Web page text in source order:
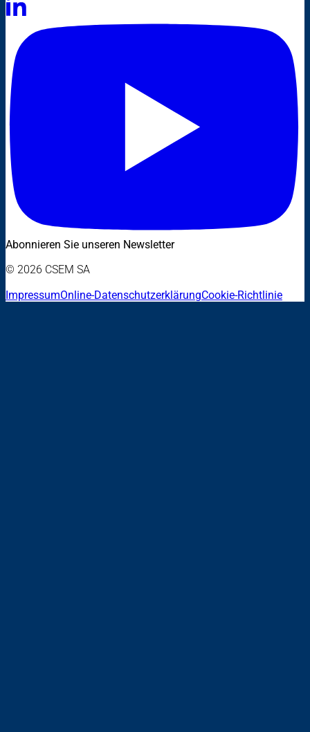
Abonnieren Sie unseren Newsletter
© 2026 CSEM SA
ImpressumOnline-DatenschutzerklärungCookie-Richtlinie